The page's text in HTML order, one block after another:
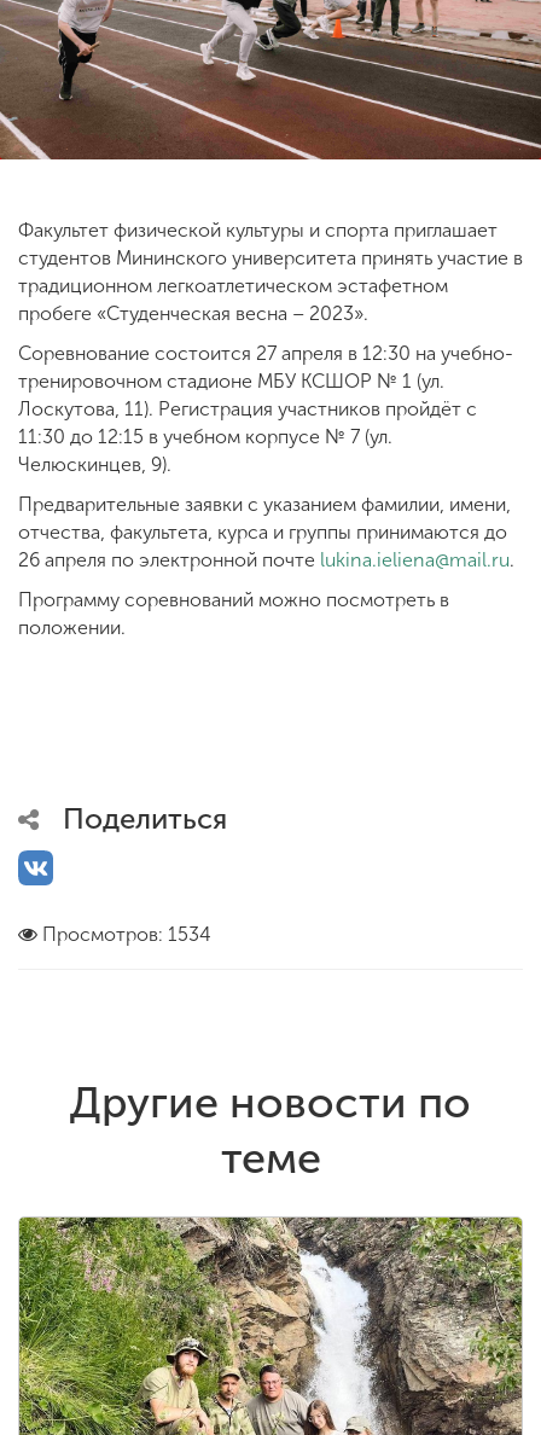
ENG SPN CHI
комиссия
+7 (831) 262-26-20
Факультет физической культуры и спорта приглашает
студентов Мининского университета принять участие в
традиционном легкоатлетическом эстафетном
пробеге «Студенческая весна – 2023».
Соревнование состоится 27 апреля в 12:30 на учебно-
тренировочном стадионе МБУ КСШОР № 1 (ул.
Лоскутова, 11). Регистрация участников пройдёт с
11:30 до 12:15 в учебном корпусе № 7 (ул.
Челюскинцев, 9).
Предварительные заявки с указанием фамилии, имени,
отчества, факультета, курса и группы принимаются до
26 апреля по электронной почте lukina.ieliena@mail.ru.
Программу соревнований можно посмотреть в
положении.
Поделиться
Просмотров: 1534
Другие новости по
теме